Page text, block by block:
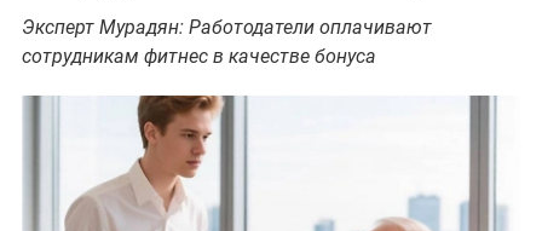
Эксперт Мурадян: Работодатели оплачивают
сотрудникам фитнес в качестве бонуса